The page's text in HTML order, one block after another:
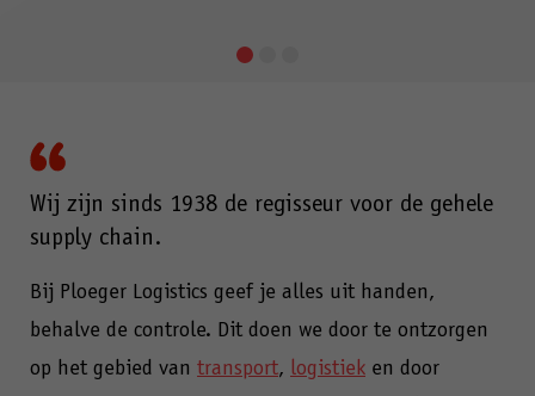
Go
Wij zijn sinds 1938 de regisseur voor de gehele
supply chain.
Bij Ploeger Logistics geef je alles uit handen,
behalve de controle. Dit doen we door te ontzorgen
op het gebied van transport, logistiek en door